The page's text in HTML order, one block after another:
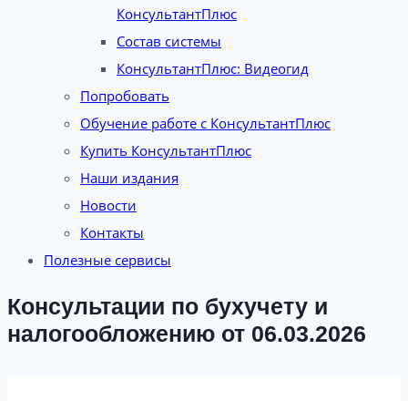
КонсультантПлюс
Состав системы
КонсультантПлюс: Видеогид
Попробовать
Обучение работе с КонсультантПлюс
Купить КонсультантПлюс
Наши издания
Новости
Контакты
Полезные сервисы
Консультации по бухучету и
налогообложению от 06.03.2026